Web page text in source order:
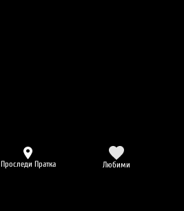
Проследи Пратка Любими